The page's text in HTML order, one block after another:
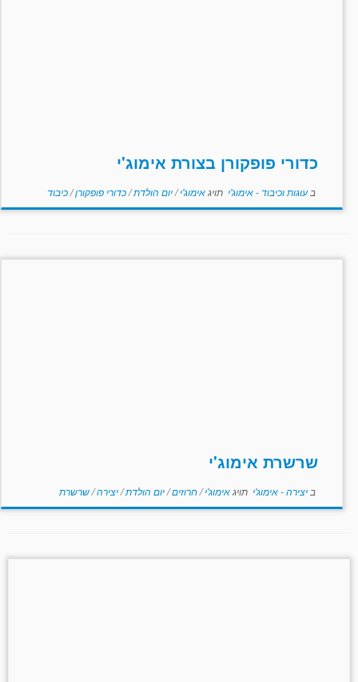
כדורי פופקורן בצורת אימוג'י
ב עוגות וכיבוד - אימוג'י תויגאימוג'י/יום הולדת/כדורי פופקורן/כיבוד
שרשרת אימוג'י
ב יצירה - אימוג'י תויגאימוג'י/חרוזים/יום הולדת/יצירה/שרשרת